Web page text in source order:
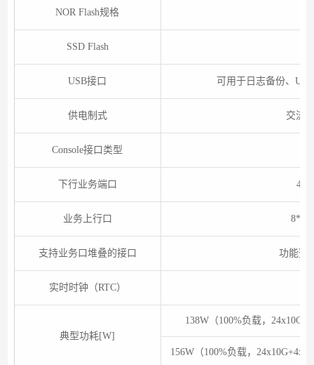
NOR Flash规格
SSD Flash
USB接口 可用于日志备份、U
供电制式 交流,
Console接口类型
下行业务端口
业务上行口
支持业务口堆叠的接口 功能预
实时时钟（RTC）
典型功耗[W]
138W（100%负载，
156W（100%负载，